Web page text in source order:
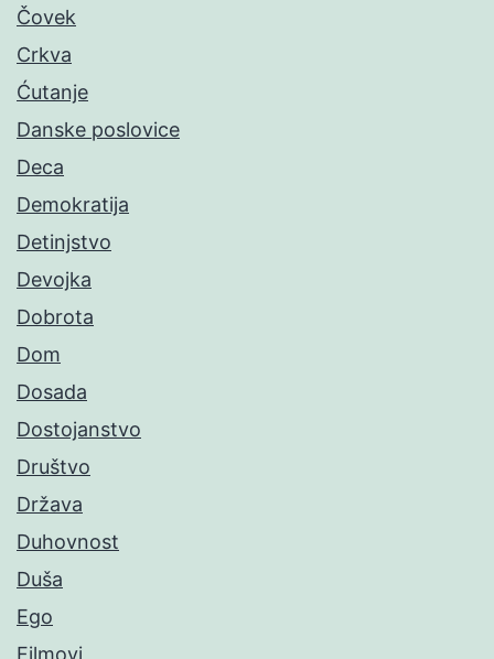
Čovek
Crkva
Ćutanje
Danske poslovice
Deca
Demokratija
Detinjstvo
Devojka
Dobrota
Dom
Dosada
Dostojanstvo
Društvo
Država
Duhovnost
Duša
Ego